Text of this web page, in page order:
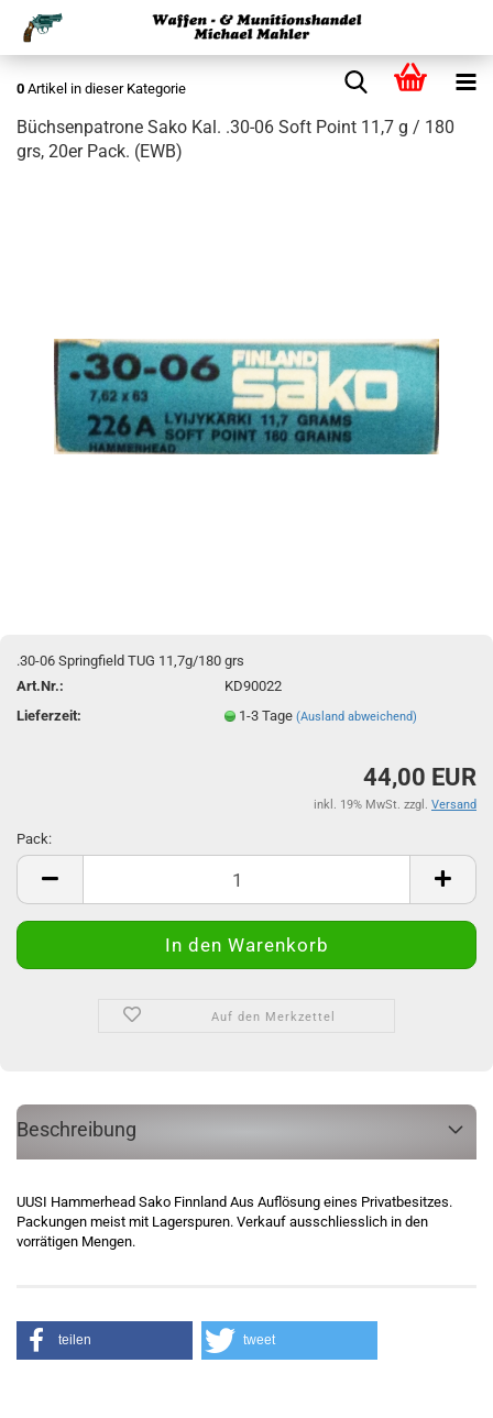
0 Artikel in dieser Kategorie
Büchsenpatrone Sako Kal. .30-06 Soft Point 11,7 g / 180
grs, 20er Pack. (EWB)
.30-06 Springfield TUG 11,7g/180 grs
Art.Nr.:
KD90022
Lieferzeit:
1-3 Tage(Ausland abweichend)
44,00 EUR
inkl. 19% MwSt. zzgl. Versand
Pack:
Pack
Auf den Merkzettel
Beschreibung
UUSI Hammerhead Sako Finnland Aus Auflösung eines Privatbesitzes.
Packungen meist mit Lagerspuren. Verkauf ausschliesslich in den
vorrätigen Mengen.
teilen tweet